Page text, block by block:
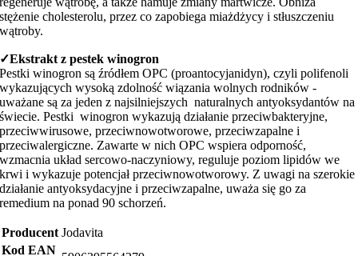
stężenie cholesterolu, przez co zapobiega miażdżycy i stłuszczeniu
wątroby.
✓Ekstrakt z pestek winogron
Pestki winogron są źródłem OPC (proantocyjanidyn), czyli polifenoli
wykazujących wysoką zdolność wiązania wolnych rodników -
uważane są za jeden z najsilniejszych naturalnych antyoksydantów na
świecie. Pestki winogron wykazują działanie przeciwbakteryjne,
przeciwwirusowe, przeciwnowotworowe, przeciwzapalne i
przeciwalergiczne. Zawarte w nich OPC wspiera odporność,
wzmacnia układ sercowo-naczyniowy, reguluje poziom lipidów we
krwi i wykazuje potencjał przeciwnowotworowy. Z uwagi na szerokie
działanie antyoksydacyjne i przeciwzapalne, uważa się go za
remedium na ponad 90 schorzeń.
Producent Jodavita
Kod EAN